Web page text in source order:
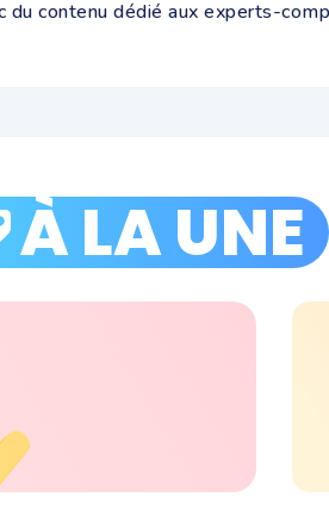
du contenu dédié aux experts-
À LA UNE